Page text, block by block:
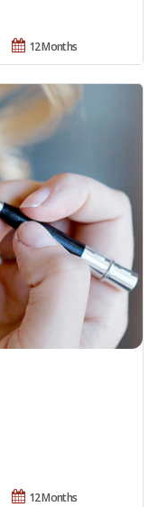
12 Months
12 Months